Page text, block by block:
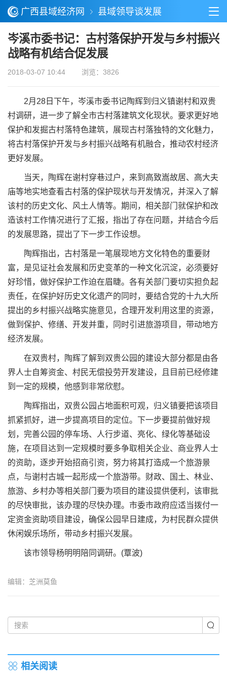
广西县域经济网 县域领导谈发展
岑溪市委书记：古村落保护开发与乡村振兴
战略有机结合促发展
2018-03-07 10:44 浏览：3826
2月28日下午，岑溪市委书记陶辉到归义镇谢村和双贵
村调研，进一步了解全市古村落建筑文化现状。要求更好地
保护和发掘古村落特色建筑，展现古村落独特的文化魅力，
将古村落保护开发与乡村振兴战略有机融合，推动农村经济
更好发展。
当天，陶辉在谢村穿巷过户，来到高致嵩故居、高大夫
庙等地实地查看古村落的保护现状与开发情况，并深入了解
该村的历史文化、风土人情等。期间，相关部门就保护和改
造该村工作情况进行了汇报，指出了存在问题，并结合今后
的发展思路，提出了下一步工作设想。
陶辉指出，古村落是一笔展现地方文化特色的重要财
富，是见证社会发展和历史变革的一种文化沉淀，必须要好
好珍惜，做好保护工作迫在眉睫。各有关部门要切实担负起
责任，在保护好历史文化遗产的同时，要结合党的十九大所
提出的乡村振兴战略实施意见，合理开发利用这里的资源，
做到保护、修缮、开发并重，同时引进旅游项目，带动地方
经济发展。
在双贵村，陶辉了解到双贵公园的建设大部分都是由各
界人士自筹资金、村民无偿投劳开发建设，且目前已经修建
到一定的规模，他感到非常欣慰。
陶辉指出，双贵公园占地面积可观，归义镇要把该项目
抓紧抓好，进一步提高项目的定位。下一步要提前做好规
划，完善公园的停车场、人行步道、亮化、绿化等基础设
施，在项目达到一定规模时要多争取相关企业、商业界人士
的资助，逐步开始招商引资，努力将其打造成一个旅游景
点，与谢村古城一起形成一个旅游带。财政、国土、林业、
旅游、乡村办等相关部门要为项目的建设提供便利，该审批
的尽快审批，该办理的尽快办理。市委市政府应适当拨付一
定资金资助项目建设，确保公园早日建成，为村民群众提供
休闲娱乐场所，带动乡村振兴发展。
该市领导杨明明陪同调研。(覃波)
编辑：芝洲莫鱼
相关阅读